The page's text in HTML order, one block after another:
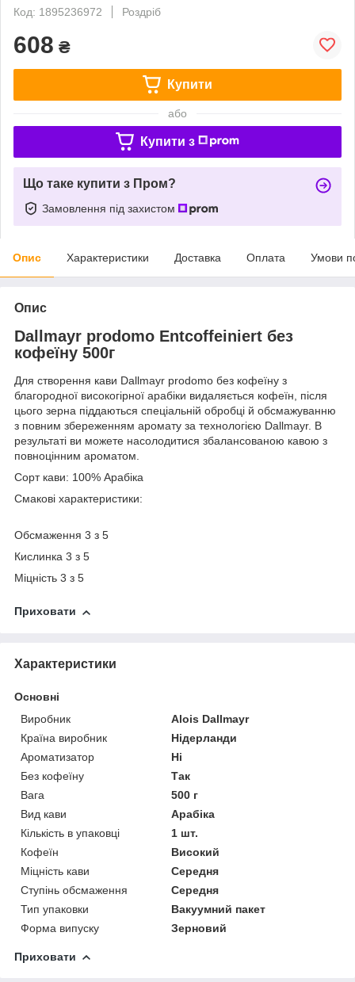
Код: 1895236972
Роздріб
608 ₴
Купити
або
Купити з
Що таке купити з Пром?
Замовлення під захистом
Опис Характеристики Доставка Оплата Умови
Опис
Dallmayr prodomo Entcoffeiniert без
кофеїну 500г
Для створення кави Dallmayr prodomo без кофеїну з
благородної високогірної арабіки видаляється кофеїн, після
цього зерна піддаються спеціальній обробці й обсмажуванню
з повним збереженням аромату за технологією Dallmayr. В
результаті ви можете насолодитися збалансованою кавою з
повноцінним ароматом.
Сорт кави: 100% Арабіка
Смакові характеристики:
Обсмаження 3 з 5
Кислинка 3 з 5
Міцність 3 з 5
Приховати
Характеристики
Основні
Виробник
Alois Dallmayr
Країна виробник
Нідерланди
Ароматизатор
Ні
Без кофеїну
Так
Вага
500 г
Вид кави
Арабіка
Кількість в упаковці
1 шт.
Кофеїн
Високий
Міцність кави
Середня
Ступінь обсмаження
Середня
Тип упаковки
Вакуумний пакет
Форма випуску
Зерновий
Приховати